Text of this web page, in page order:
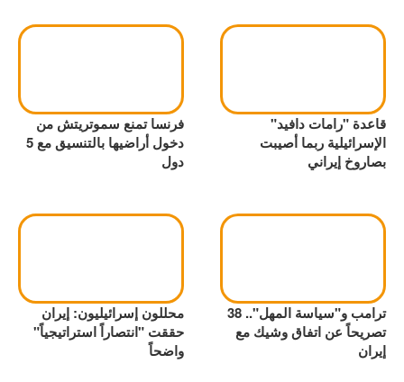
قاعدة "رامات دافيد"
الإسرائيلية ربما أصيبت
بصاروخ إيراني
فرنسا تمنع سموتريتش من
دخول أراضيها بالتنسيق مع 5
دول
ترامب و"سياسة المهل".. 38
تصريحاً عن اتفاق وشيك مع
إيران
محللون إسرائيليون: إيران
حققت "انتصاراً استراتيجياً"
واضحاً